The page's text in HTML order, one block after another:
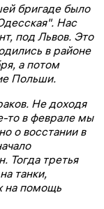
бригаде было
Нас
под Львов. Это
в районе
а потом
Польши.
Не доходя
то в феврале мы
о восстании в
Тогда третья
танки,
на помощь